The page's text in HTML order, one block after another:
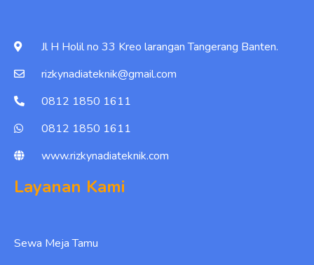
Jl H Holil no 33 Kreo larangan Tangerang Banten.
rizkynadiateknik@gmail.com
0812 1850 1611
0812 1850 1611
www.rizkynadiateknik.com
Layanan Kami
Sewa Meja Tamu